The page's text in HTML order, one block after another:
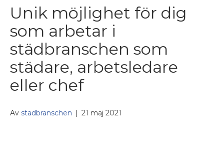
Unik möjlighet för dig
som arbetar i
städbranschen som
städare, arbetsledare
eller chef
Av stadbranschen | 21 maj 2021